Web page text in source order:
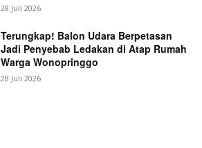
28 Juli 2026
Terungkap! Balon Udara Berpetasan
Jadi Penyebab Ledakan di Atap Rumah
Warga Wonopringgo
28 Juli 2026